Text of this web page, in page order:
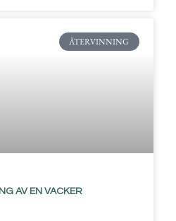
ÅTERVINNING
AV EN VACKER